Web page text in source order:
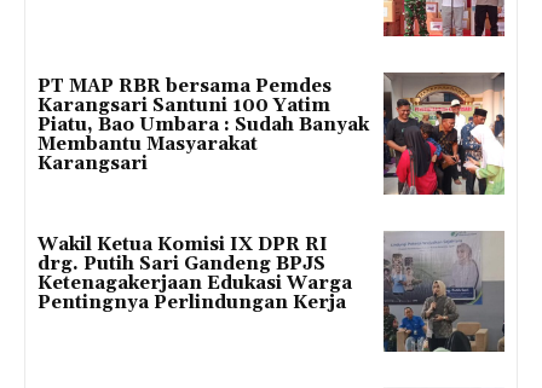
PT MAP RBR bersama Pemdes
Karangsari Santuni 100 Yatim
Piatu, Bao Umbara : Sudah Banyak
Membantu Masyarakat
Karangsari
Wakil Ketua Komisi IX DPR RI
drg. Putih Sari Gandeng BPJS
Ketenagakerjaan Edukasi Warga
Pentingnya Perlindungan Kerja